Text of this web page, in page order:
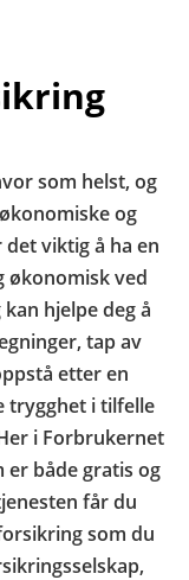
som helst, og
og
viktig å ha en
økonomisk ved
hjelpe deg å
tap av
etter en
trygghet i tilfelle
i Forbrukernet
er både gratis og
får du
som du